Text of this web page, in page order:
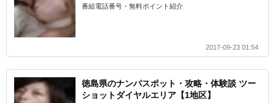
番組電話番号・無料ポイント紹介
2017-09-23 01:54
徳島県のナンパスポット・攻略・体験談 ツー
ショットダイヤルエリア【1地区】